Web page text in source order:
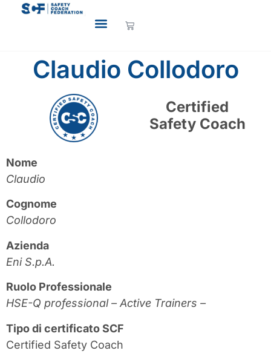
Claudio Collodoro
Certified
Safety Coach
Nome
Claudio
Cognome
Collodoro
Azienda
Eni S.p.A.
Ruolo Professionale
HSE-Q professional – Active Trainers –
Tipo di certificato SCF
Certified Safety Coach